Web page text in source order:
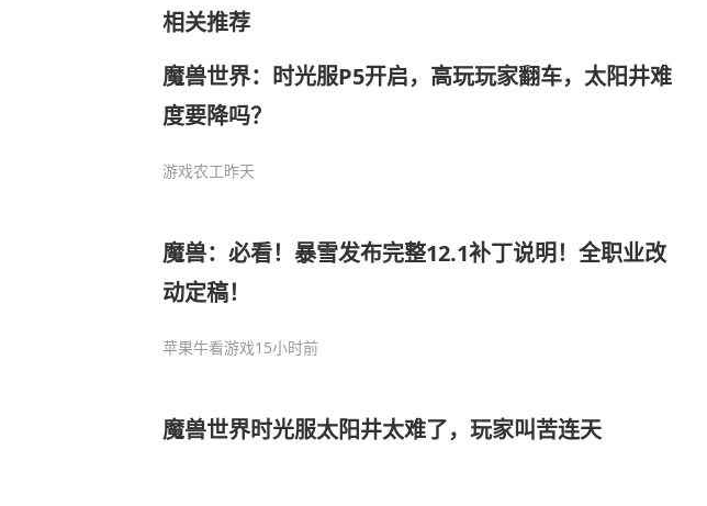
相关推荐
魔兽世界：时光服P5开启，高玩玩家翻车，太阳井难
度要降吗？
游戏农工昨天
魔兽：必看！暴雪发布完整12.1补丁说明！全职业改
动定稿！
苹果牛看游戏15小时前
魔兽世界时光服太阳井太难了，玩家叫苦连天